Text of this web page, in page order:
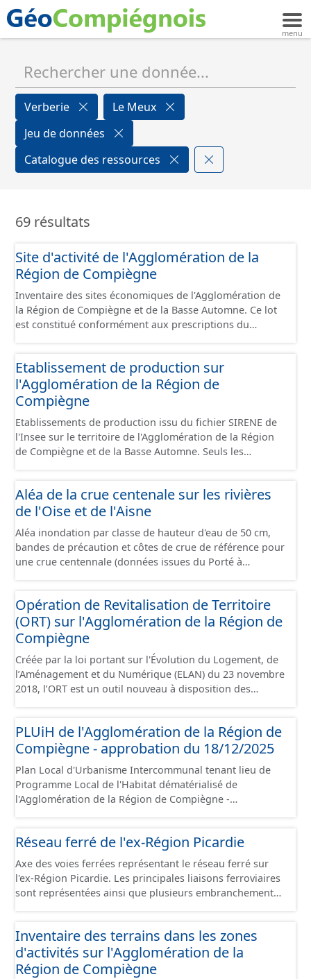
Verberie
Le Meux
Jeu de données
Catalogue des ressources
69 résultats
Site d'activité de l'Agglomération de la
Région de Compiègne
Inventaire des sites économiques de l'Agglomération de
la Région de Compiègne et de la Basse Automne. Ce lot
est constitué conformément aux prescriptions du
Etablissement de production sur
l'Agglomération de la Région de
Compiègne
Etablissements de production issu du fichier SIRENE de
l'Insee sur le territoire de l'Agglomération de la Région
de Compiègne et de la Basse Automne. Seuls les
et structurés conformément aux prescriptions du
standard CNIG Sites Economiques. Ce lot ne contient pas
jour. Il est filtré au-delà des prescriptions du CNIG se
limitant aux SCI.
Aléa de la crue centenale sur les rivières
de l'Oise et de l'Aisne
Aléa inondation par classe de hauteur d'eau de 50 cm,
bandes de précaution et côtes de crue de référence pour
une crue centennale (données issues du Porté à
Opération de Revitalisation de Territoire
(ORT) sur l'Agglomération de la Région de
Compiègne
Créée par la loi portant sur l'Évolution du Logement, de
l’Aménagement et du Numérique (ELAN) du 23 novembre
2018, l’ORT est un outil nouveau à disposition des
économique et social, pour lutter prioritairement contre
la dévitalisation des centres-villes. L’ORT vise une
requalification d’ensemble d’un centre-ville dont elle
facilite la rénovation du parc de logements, de locaux
commerciaux et artisanaux, et plus globalement le tissu
urbain, pour créer un cadre de vie attractif propice au
données contient le périmètre sur l'Agglomération de la
Région de Compiègne, situé sur les communes de
Compiègne, de Margny-lès-Compiègne et de Venette.
PLUiH de l'Agglomération de la Région de
Compiègne - approbation du 18/12/2025
Plan Local d'Urbanisme Intercommunal tenant lieu de
Programme Local de l'Habitat dématérialisé de
l'Agglomération de la Région de Compiègne -
de Compiègne et de la Basse Automne. Ce PLUiH est
numérisé conformément aux prescriptions nationales
du CNIG et contient les pièces administratives, le rapport
de présentation, le PADD, les règlements écrits et
graphiques, les annexes, les OAP et les données
de ces données, il est rappelé que seuls les documents
papiers font foi et sont opposables d'un point de vue
juridique.
Réseau ferré de l'ex-Région Picardie
Axe des voies ferrées représentant le réseau ferré sur
l'ex-Région Picardie. Les principales liaisons ferroviaires
sont représentées ainsi que plusieurs embranchements
sont désaffectées mais sont toujours physiquement
présentes sur le terrain.
Inventaire des terrains dans les zones
d'activités sur l'Agglomération de la
Région de Compiègne